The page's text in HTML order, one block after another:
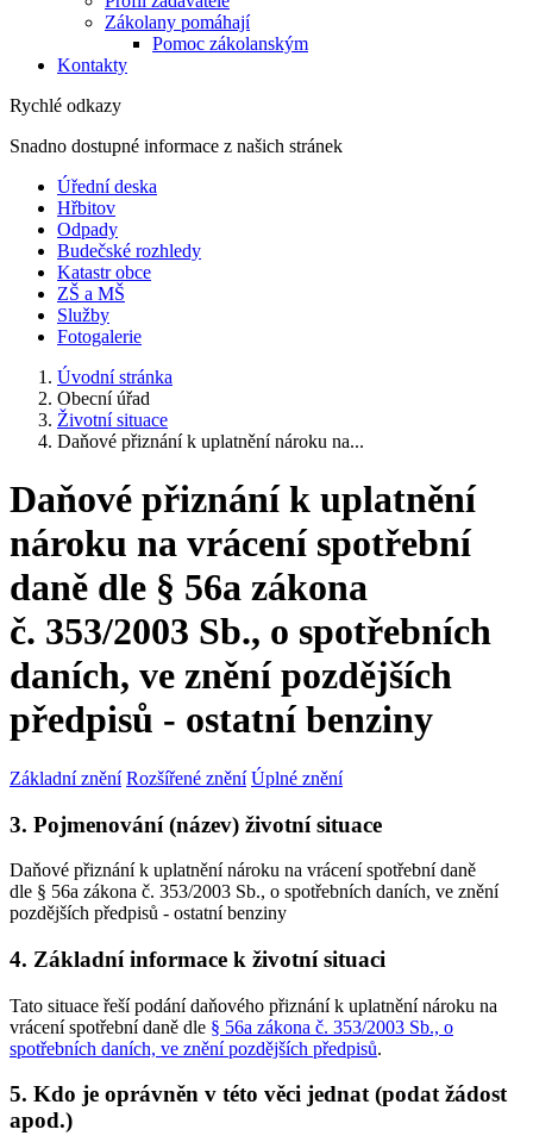
Zákolany pomáhají
Pomoc zákolanským
Kontakty
Rychlé odkazy
Snadno dostupné informace z našich stránek
Úřední deska
Hřbitov
Odpady
Budečské rozhledy
Katastr obce
ZŠ a MŠ
Služby
Fotogalerie
Úvodní stránka
Obecní úřad
Životní situace
Daňové přiznání k uplatnění nároku na...
Daňové přiznání k uplatnění
nároku na vrácení spotřební
daně dle § 56a zákona
č. 353/2003 Sb., o spotřebních
daních, ve znění pozdějších
předpisů - ostatní benziny
Základní znění Rozšířené znění Úplné znění
3. Pojmenování (název) životní situace
Daňové přiznání k uplatnění nároku na vrácení spotřební daně
dle § 56a zákona č. 353/2003 Sb., o spotřebních daních, ve znění
pozdějších předpisů - ostatní benziny
4. Základní informace k životní situaci
Tato situace řeší podání daňového přiznání k uplatnění nároku na
vrácení spotřební daně dle § 56a zákona č. 353/2003 Sb., o
spotřebních daních, ve znění pozdějších předpisů.
5. Kdo je oprávněn v této věci jednat (podat žádost
apod.)